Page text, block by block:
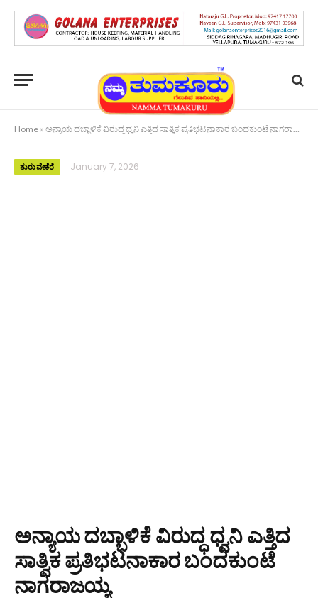
Home » ಅನ್ಯಾಯ ದಬ್ಬಾಳಿಕೆ ವಿರುದ್ಧ ಧ್ವನಿ ಎತ್ತಿದ ಸಾತ್ವಿಕ ಪ್ರತಿಭಟನಾಕಾರ ಬಂದಕುಂಟೆ ನಾಗರಾಜಯ್ಯ
ತುರುವೇಕೆರೆ January 7, 2026
ಅನ್ಯಾಯ ದಬ್ಬಾಳಿಕೆ ವಿರುದ್ಧ ಧ್ವನಿ ಎತ್ತಿದ
ಸಾತ್ವಿಕ ಪ್ರತಿಭಟನಾಕಾರ ಬಂದಕುಂಟೆ
ನಾಗರಾಜಯ್ಯ